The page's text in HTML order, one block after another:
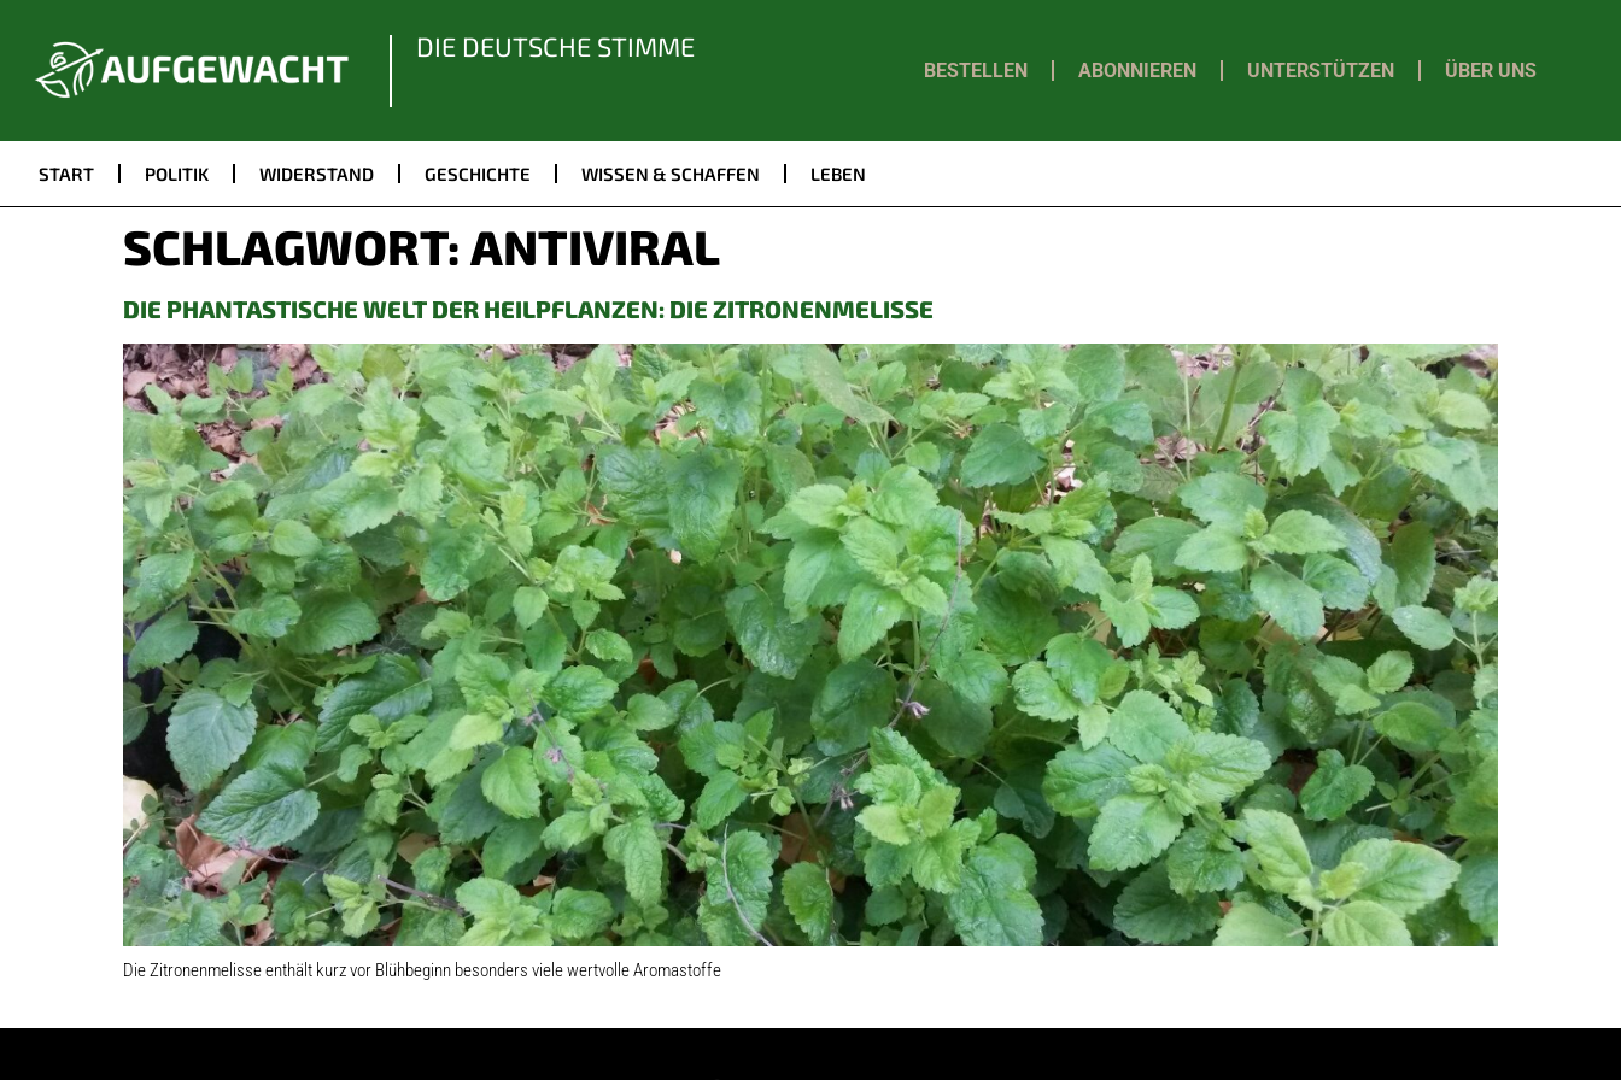
DIE DEUTSCHE STIMME
BESTELLEN ABONNIEREN UNTERSTÜTZEN ÜBER UNS
START POLITIK WIDERSTAND GESCHICHTE WISSEN & SCHAFFEN LEBEN
SCHLAGWORT: ANTIVIRAL
DIE PHANTASTISCHE WELT DER HEILPFLANZEN: DIE ZITRONENMELISSE
Die Zitronenmelisse enthält kurz vor Blühbeginn besonders viele wertvolle Aromastoffe